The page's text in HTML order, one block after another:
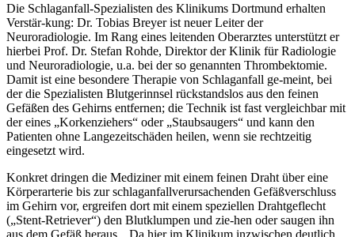
Die Schlaganfall-Spezialisten des Klinikums Dortmund erhalten
Verstär-kung: Dr. Tobias Breyer ist neuer Leiter der
Neuroradiologie. Im Rang eines leitenden Oberarztes unterstützt er
hierbei Prof. Dr. Stefan Rohde, Direktor der Klinik für Radiologie
und Neuroradiologie, u.a. bei der so genannten Thrombektomie.
Damit ist eine besondere Therapie von Schlaganfall ge-meint, bei
der die Spezialisten Blutgerinnsel rückstandslos aus den feinen
Gefäßen des Gehirns entfernen; die Technik ist fast vergleichbar mit
der eines „Korkenziehers“ oder „Staubsaugers“ und kann den
Patienten ohne Langezeitschäden heilen, wenn sie rechtzeitig
eingesetzt wird.
Konkret dringen die Mediziner mit einem feinen Draht über eine
Körperarterie bis zur schlaganfallverursachenden Gefäßverschluss
im Gehirn vor, ergreifen dort mit einem speziellen Drahtgeflecht
(„Stent-Retriever“) den Blutklumpen und zie-hen oder saugen ihn
aus dem Gefäß heraus. „Da hier im Klinikum inzwischen deutlich